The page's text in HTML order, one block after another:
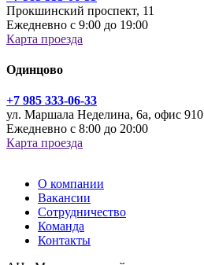
Прокшинский проспект, 11
Ежедневно с 9:00 до 19:00
Карта проезда
Одинцово
+7 985 333-06-33
ул. Маршала Неделина, 6а, офис 910
Ежедневно с 8:00 до 20:00
Карта проезда
О компании
Вакансии
Сотрудничество
Команда
Контакты